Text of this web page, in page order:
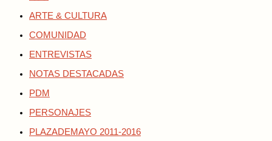
ARTE & CULTURA
COMUNIDAD
ENTREVISTAS
NOTAS DESTACADAS
PDM
PERSONAJES
PLAZADEMAYO 2011-2016